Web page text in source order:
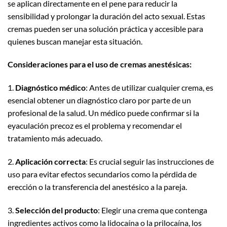
se aplican directamente en el pene para reducir la
sensibilidad y prolongar la duración del acto sexual. Estas
cremas pueden ser una solución práctica y accesible para
quienes buscan manejar esta situación.
Consideraciones para el uso de cremas anestésicas:
1. Diagnóstico médico: Antes de utilizar cualquier crema, es
esencial obtener un diagnóstico claro por parte de un
profesional de la salud. Un médico puede confirmar si la
eyaculación precoz es el problema y recomendar el
tratamiento más adecuado.
2.Aplicación correcta: Es crucial seguir las instrucciones de
uso para evitar efectos secundarios como la pérdida de
erección o la transferencia del anestésico a la pareja.
3. Selección del producto: Elegir una crema que contenga
ingredientes activos como la lidocaína o la prilocaína, los